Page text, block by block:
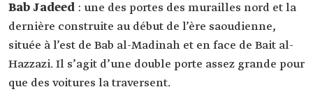
Bab Jadeed : une des portes des murailles nord et la
dernière construite au début de l’ère saoudienne,
située à l’est de Bab al-Madinah et en face de Bait al-
Hazzazi. Il s’agit d’une double porte assez grande pour
que des voitures la traversent.